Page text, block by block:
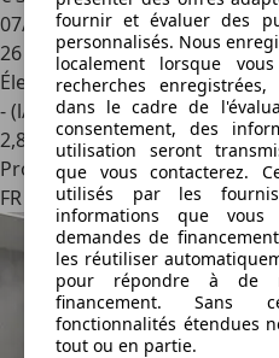
07/2025
26 000 km
Électrique/Essence
- (l/100 km)
2,8
Professionnel
FR 59290
fournir et évaluer des
personnalisés. Nous
localement lorsque
recherches
dans le cadre de
consentement, des
utilisation seront
que vous contacterez.
utilisés par les
informations que
demandes de
les réutiliser
pour répondre à de
financement. Sans
fonctionnalités étendues
tout ou en partie.